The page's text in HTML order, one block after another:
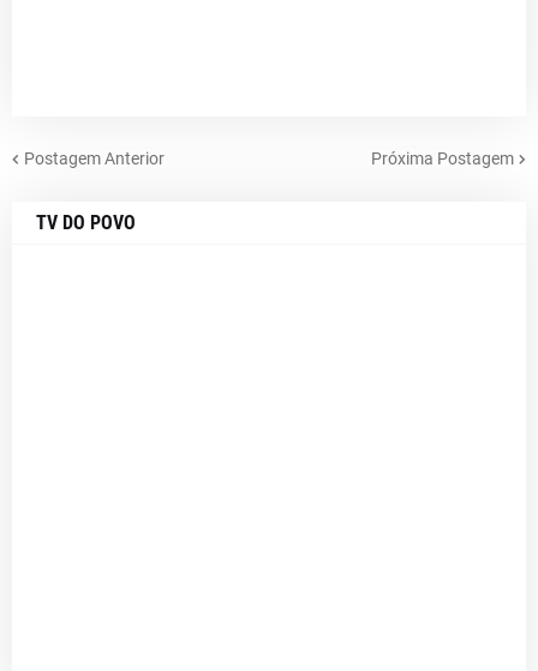
Postagem Anterior Próxima Postagem
TV DO POVO